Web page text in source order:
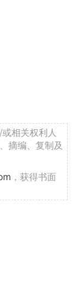
相关权利人
摘编、复制及
，获得书面